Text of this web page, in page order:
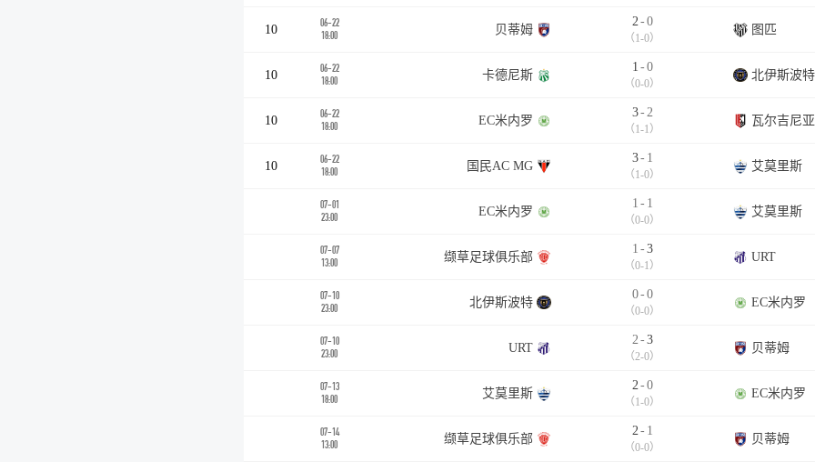
10
06-22
18:00
贝蒂姆
2 - 0
（1-0）
图匹
10
06-22
18:00
卡德尼斯
1 - 0
（0-0）
北伊斯波特
10
06-22
18:00
EC米内罗
3- 2
（1-1）
瓦尔吉尼亚
10
06-22
18:00
国民AC MG
3- 1
（1-0）
艾莫里斯
07-01
23:00
EC米内罗
1 - 1
（0-0）
艾莫里斯
07-07
13:00
缬草足球俱乐部
1 - 3
（0-1）
URT
07-10
23:00
北伊斯波特
0- 0
（0-0）
EC米内罗
07-10
23:00
URT
2 - 3
（2-0）
贝蒂姆
07-13
18:00
艾莫里斯
2 - 0
（1-0）
EC米内罗
07-14
13:00
缬草足球俱乐部
2 - 1
（0-0）
贝蒂姆